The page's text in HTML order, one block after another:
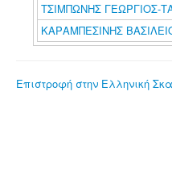
ΤΣΙΜΠΩΝΗΣ ΓΕΩΡΓΙΟΣ-
ΚΑΡΑΜΠΕΣΙΝΗΣ
Επιστροφή στην Ελληνική